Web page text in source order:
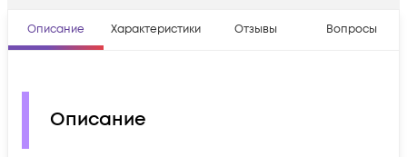
Описание Характеристики Отзывы Вопросы
Описание